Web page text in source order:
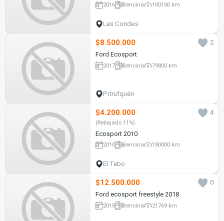
2016 Bencina 100100 km
Las Condes
$8.500.000
2
Ford Ecosport
2017 Bencina 79800 km
Pitrufquén
$4.200.000 4
(Rebajado 11%)
Ecosport 2010
2010 Bencina 180000 km
El Tabo
$12.500.000
0
Ford ecosport freestyle 2018
2018 Bencina 21769 km